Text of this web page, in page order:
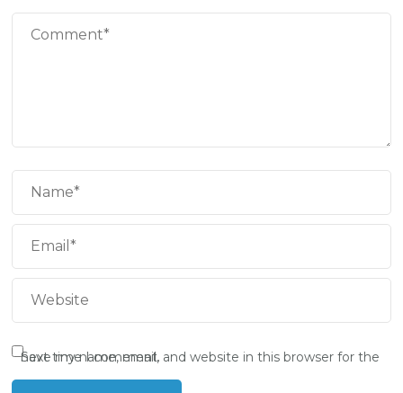
Save my name, email, and website in this browser for the next time I comment.